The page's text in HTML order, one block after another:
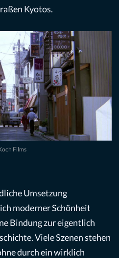
Kyotos.
Films
Umsetzung
moderner Schönheit
Bindung zur eigentlich
Viele Szenen stehen
durch ein wirklich